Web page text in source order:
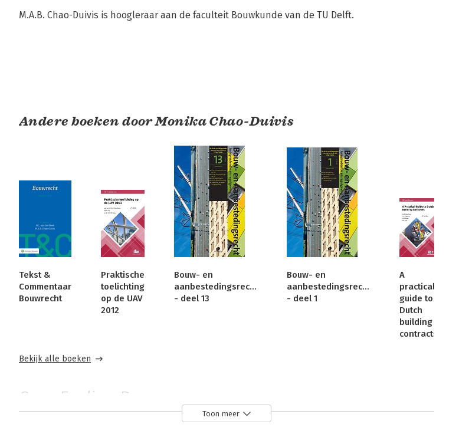
M.A.B. Chao-Duivis is hoogleraar aan de faculteit Bouwkunde van de TU Delft.
Andere boeken door Monika Chao-Duivis
Tekst &
Commentaar
Bouwrecht
Praktische
toelichting
op de UAV
2012
Bouw- en
aanbestedingsrecht
- deel 13
Bouw- en
aanbestedingsrecht
- deel 1
A
practical
guide to
Dutch
building
contracts
Bekijk alle boeken
Over Evelien Bruggeman
Mr. E.M. Bruggeman is werkzaam bij het Instituut voor Bouwrecht.
Toon meer